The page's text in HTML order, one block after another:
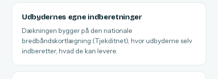
Udbydernes egne indberetninger
Dækningen bygger på den nationale
bredbåndskortlægning (Tjekditnet), hvor udbyderne selv
indberetter, hvad de kan levere.